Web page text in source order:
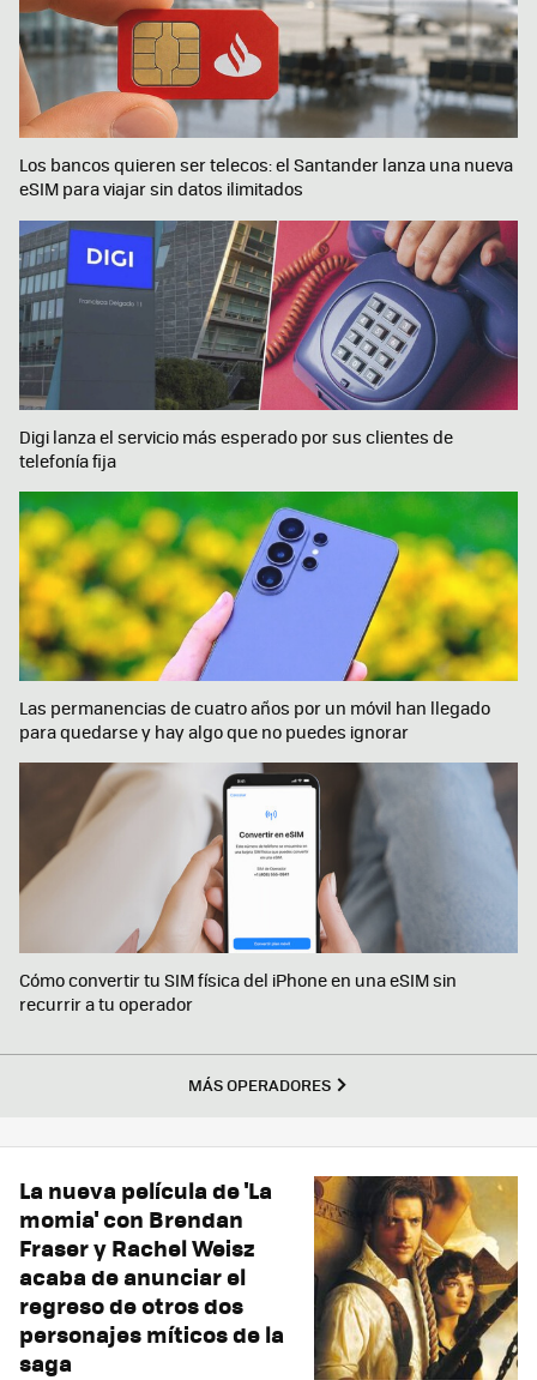
Los bancos quieren ser telecos: el Santander lanza una nueva
eSIM para viajar sin datos ilimitados
Digi lanza el servicio más esperado por sus clientes de
telefonía fija
Las permanencias de cuatro años por un móvil han llegado
para quedarse y hay algo que no puedes ignorar
Cómo convertir tu SIM física del iPhone en una eSIM sin
recurrir a tu operador
MÁS OPERADORES
La nueva película de 'La
momia' con Brendan
Fraser y Rachel Weisz
acaba de anunciar el
regreso de otros dos
personajes míticos de la
saga